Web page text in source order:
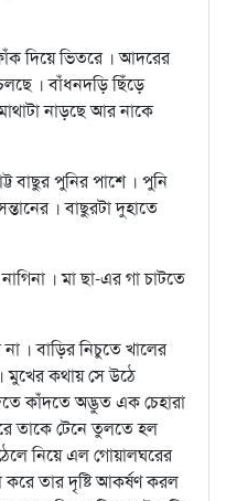
দিয়ে ভিতরে । আদরের
। বাঁধনদড়ি ছিঁড়ে
নাড়ছে আর নাকে
বাছুর পুনির পাশে । পুনি
। বাছুরটা দুহাতে
। মা ছা-এর গা চাটতে
। বাড়ির নিচুতে খালের
মুখের কথায় সে উঠে
কাঁদতে অদ্ভুত এক চেহারা
তাকে টেনে তুলতে হল
নিয়ে এল গোয়ালঘরের
তার দৃষ্টি আকর্ষণ করল